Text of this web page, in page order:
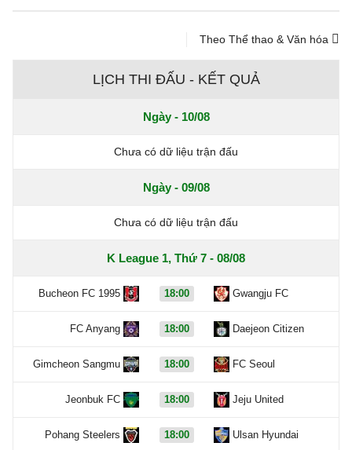
Theo Thể thao & Văn hóa
LỊCH THI ĐẤU - KẾT QUẢ
Ngày - 10/08
Chưa có dữ liệu trận đấu
Ngày - 09/08
Chưa có dữ liệu trận đấu
K League 1, Thứ 7 - 08/08
Bucheon FC 1995 18:00 Gwangju FC
FC Anyang 18:00 Daejeon Citizen
Gimcheon Sangmu 18:00 FC Seoul
Jeonbuk FC 18:00 Jeju United
Pohang Steelers 18:00 Ulsan Hyundai